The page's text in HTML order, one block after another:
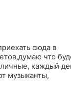
сюда в
что
каждый
музыканты,